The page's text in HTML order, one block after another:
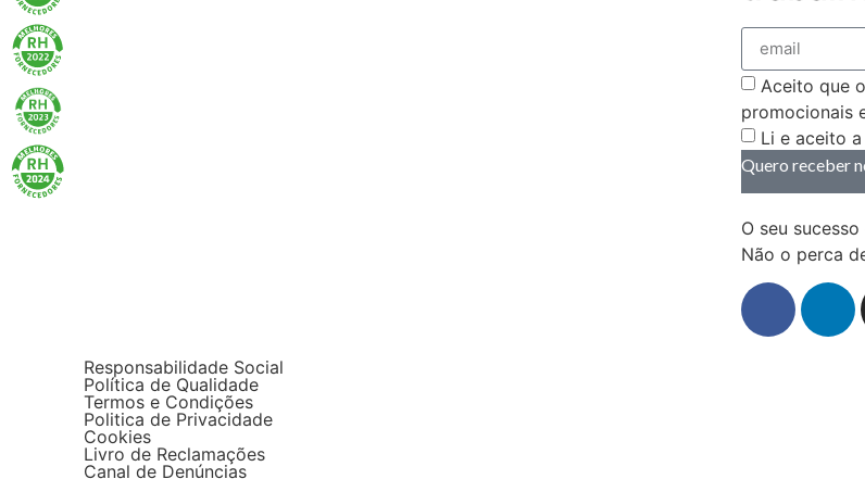
Aceito que
promocionais
Li e aceito a
Quero receber
O seu
Não o perca
Responsabilidade Social
Política de Qualidade
Termos e Condições
Politica de Privacidade
Cookies
Livro de Reclamações
Canal de Denúncias